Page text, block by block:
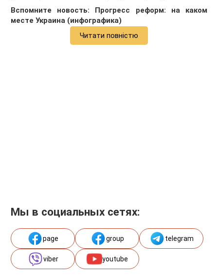
Вспомните новость: Прогресс реформ: на каком
месте Украина (инфографика)
Читати повністю
Мы в социальных сетях:
page group telegram
viber youtube